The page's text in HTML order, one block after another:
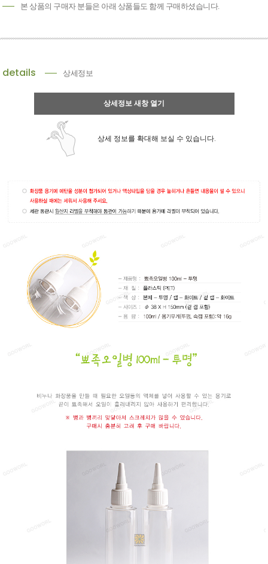
본 상품의 구매자 분들은 아래 상품들도 함께 구매하셨습니다.
details 상세정보
상세정보 새창 열기
상세 정보를 확대해 보실 수 있습니다.